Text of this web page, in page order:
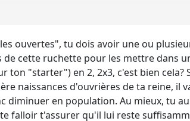
ouvertes", tu dois avoir une ou
cette ruchette pour les mettre dans
ton "starter") en 2, 2x3, c'est bien
naissances d'ouvrières de ta reine, il
diminuer en population. Au mieux, tu
falloir t'assurer qu'il lui reste